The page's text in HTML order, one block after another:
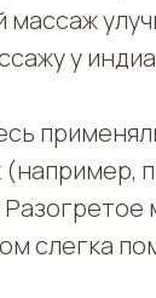
массаж
у
слегка